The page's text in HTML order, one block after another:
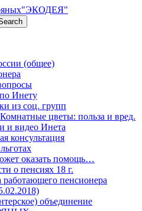
(общее)
Инету
из соц. групп
Комнатные цветы: польза и вред.
и видео Инета
консультация
оказать помощь…
о пенсиях 18 г.
работающего пенсионера
объединение